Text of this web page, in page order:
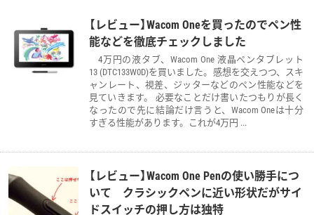
【レビュー】Wacom Oneを買ったのでペン性
能などを徹底チェックしました
4万円の液タブ、Wacom One 液晶ペンタブレット
13 (DTC133W0D)を買いました。感想を交えつつ、スキ
ャンレート、視差、ジッターなどのペン性能などを
見ていきます。 必要なことだけ書いたつもりが長く
なったので先に結論だけ言うと、Wacom Oneは十分
すぎる性能があります。これが4万円 ...
【レビュー】Wacom One Penの使い勝手につ
いて クラシックペンに近い形状だがサイ
ドスイッチの押し方は独特